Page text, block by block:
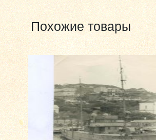
Похожие товары